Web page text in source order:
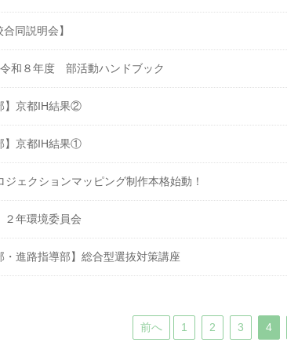
合同説明会】
令和８年度 部活動ハンドブック
】京都IH結果②
】京都IH結果①
ジェクションマッピング制作本格始動！
２年環境委員会
・進路指導部】総合型選抜対策講座
前へ 1 2 3 4